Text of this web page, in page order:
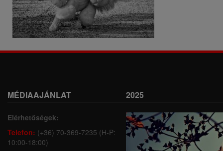
MÉDIAAJÁNLAT
Elérhetőségek:
Telefon: (+36) 70-369-7235 (H-P:
10:00-18:00)
2025